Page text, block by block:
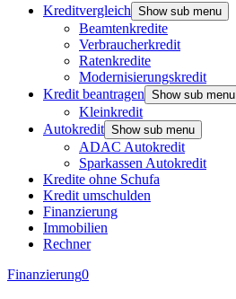
Kreditvergleich Show sub menu
Beamtenkredite
Verbraucherkredit
Ratenkredite
Modernisierungskredit
Kredit beantragen Show sub menu
Kleinkredit
Autokredit Show sub menu
ADAC Autokredit
Sparkassen Autokredit
Kredite ohne Schufa
Kredit umschulden
Finanzierung
Immobilien
Rechner
Finanzierung0